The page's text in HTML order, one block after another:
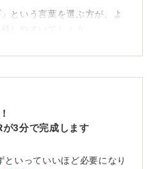
という言葉を選ぶ方が、よ
しやすいでしょう。
どう乗りこえ、周囲にどん
具体的なエピソードが不可
とで、あなたの「楽観性」
3分で完成します
いっていいほど必要になり